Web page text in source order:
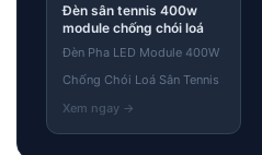
Đèn sân tennis 400w
module chống chói loá
Đèn Pha LED Module 400W
Chống Chói Loá Sân Tennis